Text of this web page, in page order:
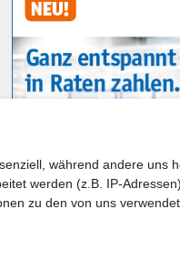
bitte der Schaltfläche mit den
während andere uns
werden (z.B. IP-
zu den von uns